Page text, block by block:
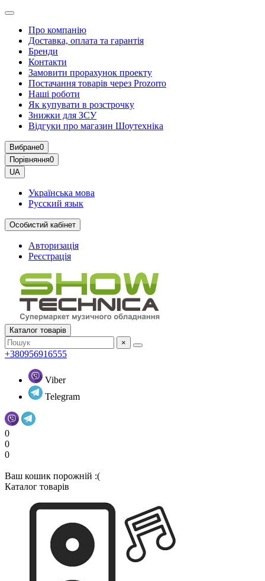
Про компанію
Доставка, оплата та гарантія
Бренди
Контакти
Замовити прорахунок проекту
Постачання товарів через Prozorro
Наші роботи
Як купувати в розстрочку
Знижки для ЗСУ
Відгуки про магазин Шоутехнiка
Вибране0
Порівняння0
UA
Українська мова
Русский язык
Особистий кабінет
Авторизація
Реєстрація
Каталог товарів
×
+380956916555
Viber
Telegram
0
0
0
Ваш кошик порожній :(
Каталог товарів